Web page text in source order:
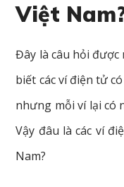
Việt
Đây là câu hỏi
biết các ví điện tử
nhưng mỗi ví lại có
Vậy đâu là các ví
Nam?